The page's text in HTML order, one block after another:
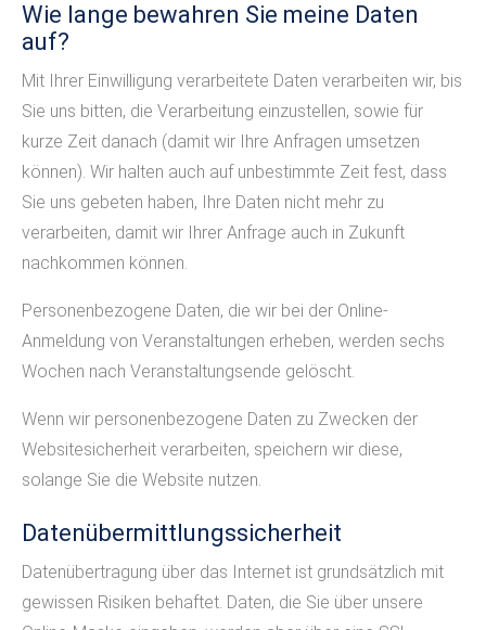
Wie lange bewahren Sie meine Daten
auf?
Mit Ihrer Einwilligung verarbeitete Daten verarbeiten wir, bis
Sie uns bitten, die Verarbeitung einzustellen, sowie für
kurze Zeit danach (damit wir Ihre Anfragen umsetzen
können). Wir halten auch auf unbestimmte Zeit fest, dass
Sie uns gebeten haben, Ihre Daten nicht mehr zu
verarbeiten, damit wir Ihrer Anfrage auch in Zukunft
nachkommen können.
Personenbezogene Daten, die wir bei der Online-
Anmeldung von Veranstaltungen erheben, werden sechs
Wochen nach Veranstaltungsende gelöscht.
Wenn wir personenbezogene Daten zu Zwecken der
Websitesicherheit verarbeiten, speichern wir diese,
solange Sie die Website nutzen.
Datenübermittlungssicherheit
Datenübertragung über das Internet ist grundsätzlich mit
gewissen Risiken behaftet. Daten, die Sie über unsere